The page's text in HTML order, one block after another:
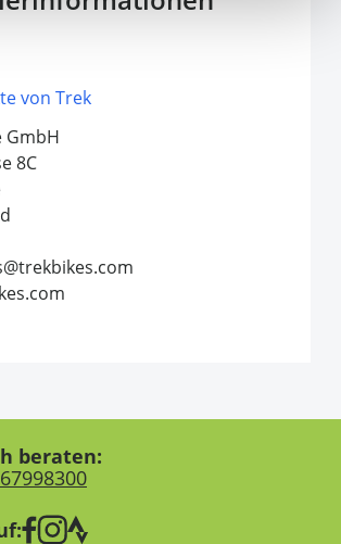
von Trek
GmbH
8C
beraten: